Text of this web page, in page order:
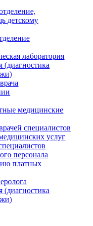
детскому
лаборатория
(диагностика
медицинские
специалистов
услуг
персонала
платных
(диагностика